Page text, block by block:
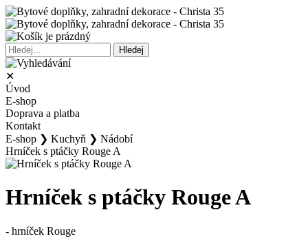
✕
Úvod
E-shop
Doprava a platba
Kontakt
E-shop ❯ Kuchyň ❯ Nádobí
Hrníček s ptáčky Rouge A
Hrníček s ptáčky Rouge A
- hrníček Rouge